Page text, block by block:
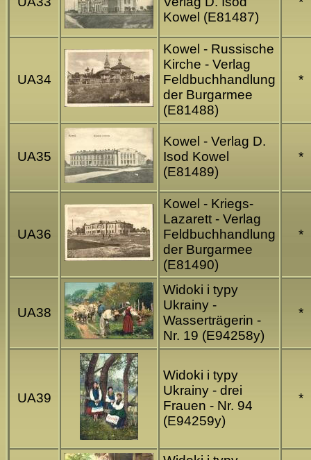
Kowel (E81487)
UA34
Kowel - Russische
Kirche - Verlag
Feldbuchhandlung
der Burgarmee
(E81488)
*
UA35
Kowel - Verlag D.
Isod Kowel
(E81489)
*
UA36
Kowel - Kriegs-
Lazarett - Verlag
Feldbuchhandlung
der Burgarmee
(E81490)
*
UA38
Widoki i typy
Ukrainy -
Wasserträgerin -
Nr. 19 (E94258y)
*
UA39
Widoki i typy
Ukrainy - drei
Frauen - Nr. 94
(E94259y)
*